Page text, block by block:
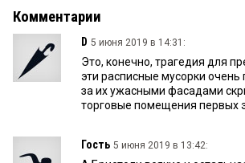
Комментарии
D 5 июня 2019 в 14:31:
Это, конечно, трагедия для
эти расписные мусорки очень
за их ужасными фасадами
торговые помещения первых
Гость 5 июня 2019 в 13:42: